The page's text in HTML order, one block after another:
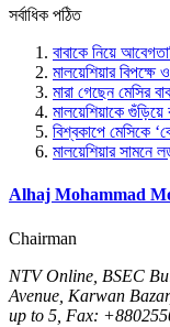
সর্বাধিক পঠিত
বাবাকে নিয়ে
মালয়েশিয়ার বিপক্ষে
মারা গেছেন মেসির
মালয়েশিয়াকে
বিশ্বকাপে মেসিকে
মালয়েশিয়ার সামনে
Alhaj Mohammad
Chairman
NTV Online, BSEC
Avenue, Karwan
up to 5, Fax: